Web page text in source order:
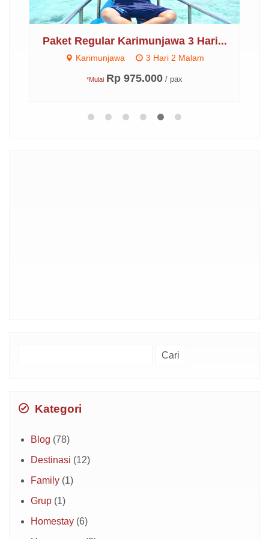
Paket Regular Karimunjawa 3 Hari...
Karimunjawa 3 Hari 2 Malam
*Mulai Rp 975.000 / pax
Kategori
Blog (78)
Destinasi (12)
Family (1)
Grup (1)
Homestay (6)